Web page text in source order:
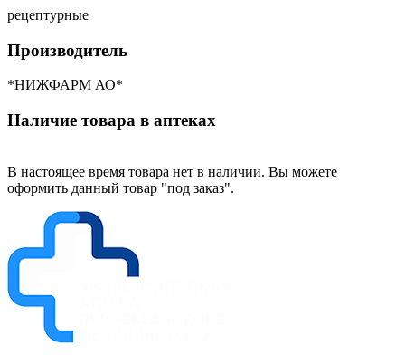
рецептурные
Производитель
*НИЖФАРМ АО*
Наличие товара в аптеках
В настоящее время товара нет в наличии. Вы можете
оформить данный товар "под заказ".